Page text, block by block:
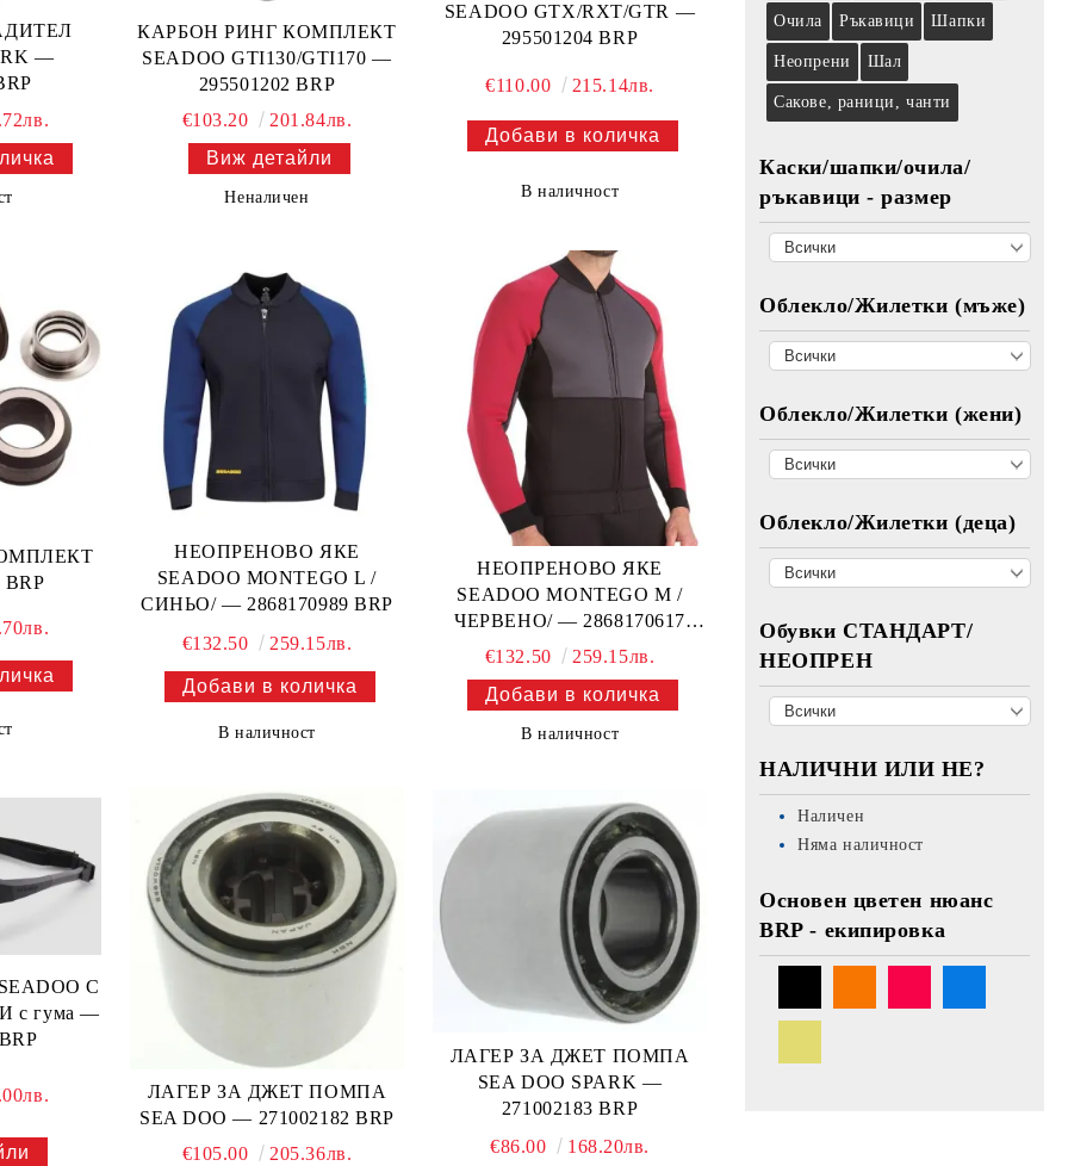
—
КАРБОН РИНГ КОМПЛЕКТ
SEADOO GTI130/GTI170 —
295501202 BRP
€103.20
201.84лв.
Виж детайли
Неналичен
SEADOO GTX/RXT/GTR —
295501204 BRP
€110.00 215.14лв.
В наличност
НЕОПРЕНОВО ЯКЕ
SEADOO MONTEGO L /
СИНЬО/ — 2868170989 BRP
€132.50
259.15лв.
В наличност
НЕОПРЕНОВО ЯКЕ
SEADOO MONTEGO M /
ЧЕРВЕНО/ — 2868170617
BRP
€132.50 259.15лв.
В наличност
С
с гума —
ЛАГЕР ЗА ДЖЕТ ПОМПА
SEA DOO — 271002182 BRP
€105.00
205.36лв.
ЛАГЕР ЗА ДЖЕТ ПОМПА
SEA DOO SPARK —
271002183 BRP
€86.00
168.20лв.
Очила Ръкавици Шапки
Неопрени Шал
Сакове, раници, чанти
Каски/шапки/очила/
ръкавици - размер
Облекло/Жилетки (мъже)
Облекло/Жилетки (жени)
Облекло/Жилетки (деца)
Обувки СТАНДАРТ/
НЕОПРЕН
НАЛИЧНИ ИЛИ НЕ?
Наличен
Няма наличност
Основен цветен нюанс
BRP - екипировка